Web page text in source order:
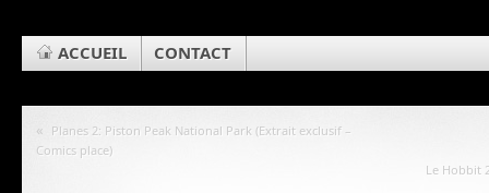
ACCUEIL CONTACT
« Planes 2: Piston Peak National Park (Extrait exclusif –
Comics place)
Le Hobbit